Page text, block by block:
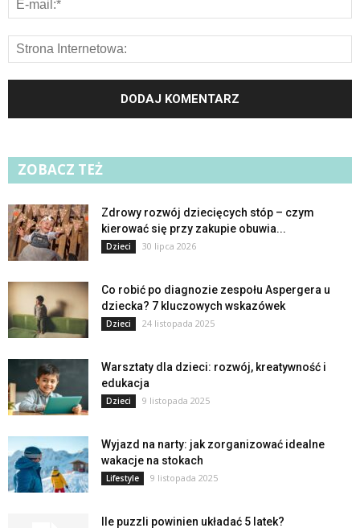
ZOBACZ TEŻ
Zdrowy rozwój dziecięcych stóp – czym
kierować się przy zakupie obuwia...
Dzieci 30 lipca 2026
Co robić po diagnozie zespołu Aspergera u
dziecka? 7 kluczowych wskazówek
Dzieci 24 listopada 2025
Warsztaty dla dzieci: rozwój, kreatywność i
edukacja
Dzieci 9 listopada 2025
Wyjazd na narty: jak zorganizować idealne
wakacje na stokach
Lifestyle 9 listopada 2025
Ile puzzli powinien układać 5 latek?